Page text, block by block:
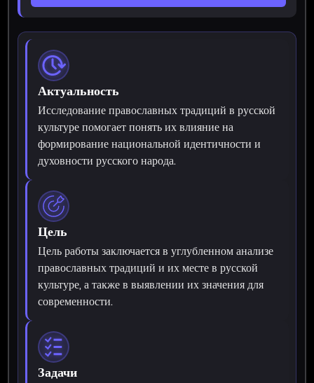
Актуальность
Исследование православных традиций в русской
культуре помогает понять их влияние на
формирование национальной идентичности и
духовности русского народа.
Цель
Цель работы заключается в углубленном анализе
православных традиций и их месте в русской
культуре, а также в выявлении их значения для
современности.
Задачи